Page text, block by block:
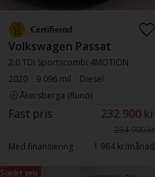
Certifierad
Volkswagen Passat
2.0 TDI Sportscombi 4MOTION
2020
9 096 mil
Diesel
Åkersberga (Runö)
Fast pris 232 900 kr
234 900 kr
Med finansiering
1 984 kr/månad
Sänkt pris